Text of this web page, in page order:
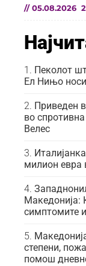
// 05.08.2026
Пеколот
Ел Нињо
Приведен
во
Велес
милион евра
Македонија:
симптомите и
степени,
помош